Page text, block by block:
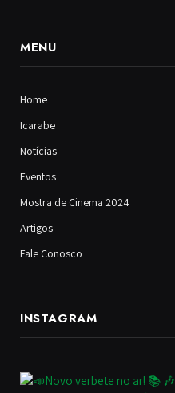
MENU
Home
Icarabe
Notícias
Eventos
Mostra de Cinema 2024
Artigos
Fale Conosco
INSTAGRAM